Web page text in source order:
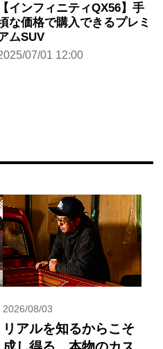
【インフィニティQX56】手
な価格で購入できるプレミ
ムSUV
07/01 12:00
2026/08/03
リアルを知るからこそ